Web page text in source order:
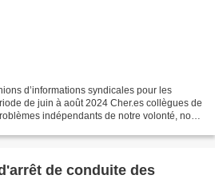
d’informations syndicales pour les
de juin à août 2024 Cher.es collègues de
indépendants de notre volonté, nous
de conduite des